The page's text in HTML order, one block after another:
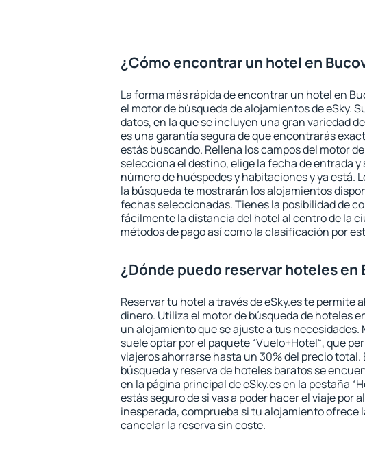
¿Cómo encontrar un hotel en
La forma más rápida de encontrar un hotel en
el motor de búsqueda de alojamientos de eSky.
datos, en la que se incluyen una gran variedad
es una garantía segura de que encontrarás
estás buscando. Rellena los campos del motor
selecciona el destino, elige la fecha de entrada y
número de huéspedes y habitaciones y ya está.
la búsqueda te mostrarán los alojamientos
fechas seleccionadas. Tienes la posibilidad de
fácilmente la distancia del hotel al centro de la
métodos de pago así como la clasificación por
¿Dónde puedo reservar hoteles en
Reservar tu hotel a través de eSky.es te permite
dinero. Utiliza el motor de búsqueda de hoteles
un alojamiento que se ajuste a tus necesidades.
suele optar por el paquete “Vuelo+Hotel“, que
viajeros ahorrarse hasta un 30% del precio total.
búsqueda y reserva de hoteles baratos se
en la página principal de eSky.es en la pestaña
estás seguro de si vas a poder hacer el viaje por
inesperada, comprueba si tu alojamiento ofrece
cancelar la reserva sin coste.